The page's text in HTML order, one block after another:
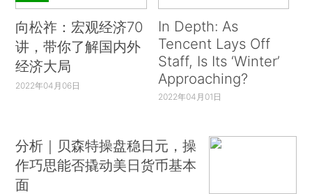
向松祚：宏观经济70
讲，带你了解国内外
经济大局
2022年04月06日
In Depth: As
Tencent Lays Off
Staff, Is Its ‘Winter’
Approaching?
2022年04月01日
分析｜贝森特操盘稳日元，操
作巧思能否撬动美日货币基本
面